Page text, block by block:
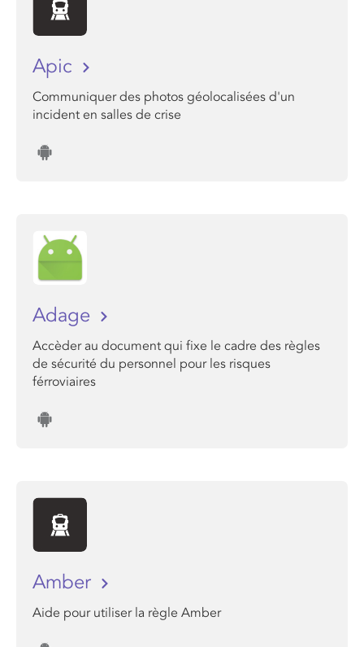
Apic
Communiquer des photos géolocalisées d'un
incident en salles de crise
Adage
Accèder au document qui fixe le cadre des règles
de sécurité du personnel pour les risques
férroviaires
Amber
Aide pour utiliser la règle Amber